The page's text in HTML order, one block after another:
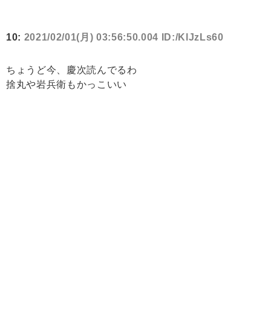
10: 2021/02/01(月) 03:56:50.004 ID:/KlJzLs60
ちょうど今、慶次読んでるわ
捨丸や岩兵衛もかっこいい